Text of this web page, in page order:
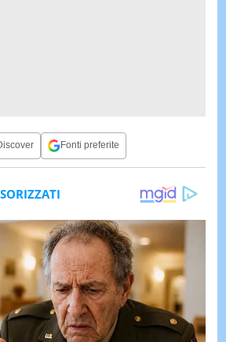
Fonti preferite